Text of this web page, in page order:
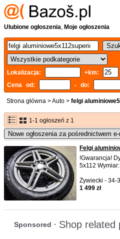
Ulubione ogłoszenia, Moje ogłoszenia
Lokalizacja:
+km:
Cena od:
- do:
Strona główna >Auto > felgi
1-1 ogłoszeń z 1
Nowe ogłoszenia za pośrednictwem
Felgi
!Gwarancja!
5x112
Żywiecki - 34-
1 499 zł